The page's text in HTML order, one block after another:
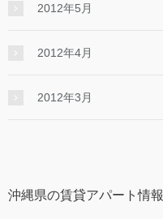
2012年5月
2012年4月
2012年3月
沖縄県の賃貸アパート情報